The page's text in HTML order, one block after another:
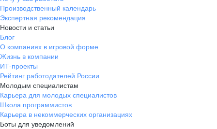
Производственный календарь
Экспертная рекомендация
Новости и статьи
Блог
О компаниях в игровой форме
Жизнь в компании
ИТ-проекты
Рейтинг работодателей России
Молодым специалистам
Карьера для молодых специалистов
Школа программистов
Карьера в некоммерческих организациях
Боты для уведомлений